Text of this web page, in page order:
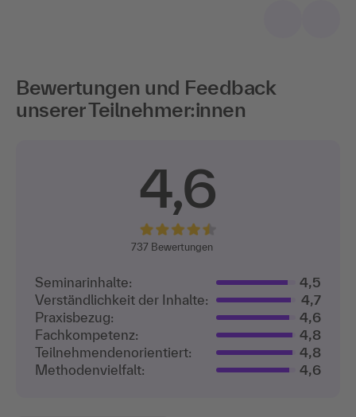
Bewertungen und Feedback
unserer Teilnehmer:innen
4,6
737 Bewertungen
Seminarinhalte:
4,5
Verständlichkeit der Inhalte:
4,7
Praxisbezug:
4,6
Fachkompetenz:
4,8
Teilnehmenden­orientiert:
4,8
Methodenvielfalt:
4,6